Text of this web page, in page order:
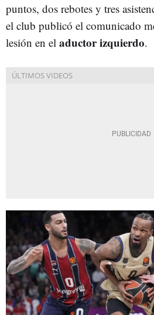
puntos, dos rebotes y tres
el club publicó el comunicado
lesión en el aductor izquierdo.